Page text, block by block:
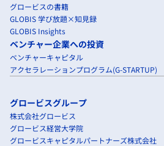
グロービスの書籍
GLOBIS 学び放題×知見録
GLOBIS Insights
ベンチャー企業への投資
ベンチャーキャピタル
アクセラレーションプログラム(G-STARTUP)
グロービスグループ
株式会社グロービス
グロービス経営大学院
グロービスキャピタルパートナーズ株式会社